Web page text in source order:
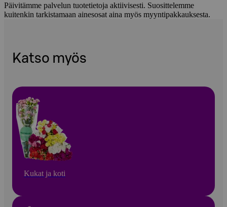
Päivitämme palvelun tuotetietoja aktiivisesti. Suosittelemme
kuitenkin tarkistamaan ainesosat aina myös myyntipakkauksesta.
Katso myös
Kukat ja koti